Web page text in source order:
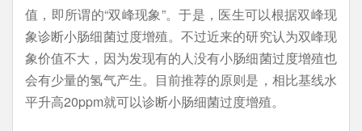
值，即所谓的“双峰现象”。于是，医生可以根据双峰现
象诊断小肠细菌过度增殖。不过近来的研究认为双峰现
象价值不大，因为发现有的人没有小肠细菌过度增殖也
会有少量的氢气产生。目前推荐的原则是，相比基线水
平升高20ppm就可以诊断小肠细菌过度增殖。